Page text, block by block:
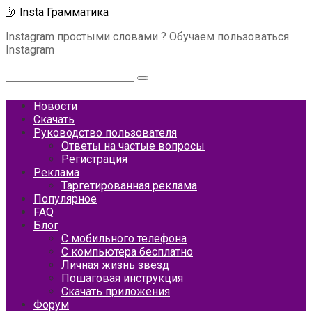
Перейти
контенту
🤳 Insta Грамматика
Instagram простыми словами ? Обучаем пользоваться
Instagram
Новости
Скачать
Руководство пользователя
Ответы на частые вопросы
Регистрация
Реклама
Таргетированная реклама
Популярное
FAQ
Блог
С мобильного телефона
С компьютера бесплатно
Личная жизнь звезд
Пошаговая инструкция
Скачать приложения
Форум